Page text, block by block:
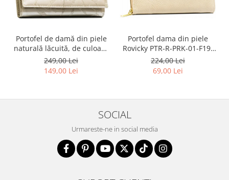
Portofel de damă din piele
naturală lăcuită, de culoare
bej, cu închidere cu capsă -
Peterson
249,00 Lei
149,00 Lei
Portofel dama din piele
Rovicky PTR-R-PRK-01-F19-
2757 BE
224,00 Lei
69,00 Lei
SOCIAL
Urmareste-ne in social media